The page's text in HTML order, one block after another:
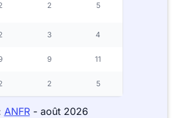
2 5
3 4
9 11
2 5
ANFR- août 2026